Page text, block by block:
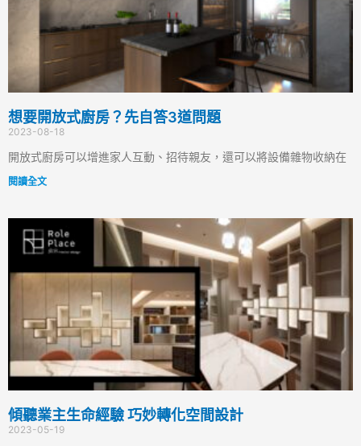
想要開放式廚房？先自答3道問題
2023-08-18
開放式廚房可以增進家人互動、招待親友，還可以將設備雜物收納在
閱讀全文
傾聽業主生命經驗 巧妙轉化空間設計
2023-05-19